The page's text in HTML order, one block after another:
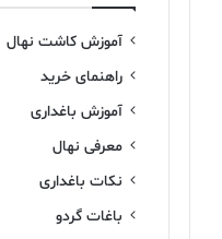
آموزش کاشت نهال
راهنمای خرید
آموزش باغداری
معرفی نهال
نکات باغداری
باغات گردو